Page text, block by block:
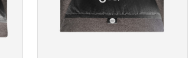
Ancho|
Tamano|280cm